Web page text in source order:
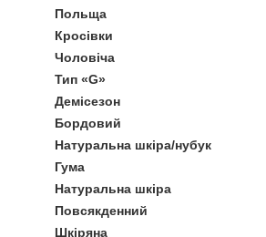
Польща
Кросівки
Чоловіча
Тип «G»
Демісезон
Бордовий
Натуральна шкіра/нубук
Гума
Натуральна шкіра
Повсякденний
Шкіряна